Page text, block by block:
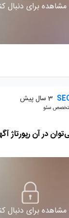
مشاهده برای دنبال
3 سال پیش
سئو
در آن رپورتاژ
مشاهده برای دنبال